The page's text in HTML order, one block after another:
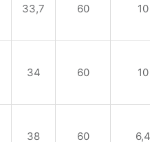
33,7 60 10
34 60 10
38 60 6,4